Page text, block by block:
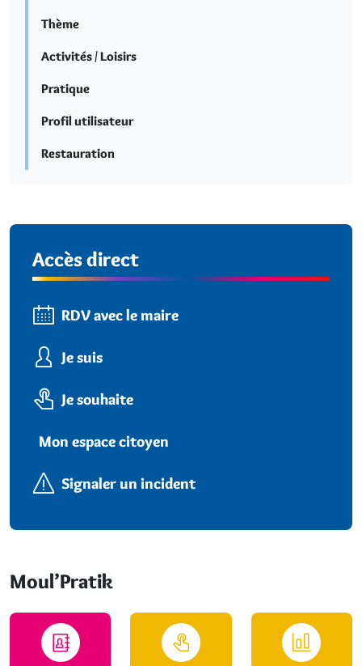
Thème
Activités / Loisirs
Pratique
Profil utilisateur
Restauration
Accès direct
RDV avec le maire
Je suis
Je souhaite
Mon espace citoyen
Signaler un incident
Moul’Pratik